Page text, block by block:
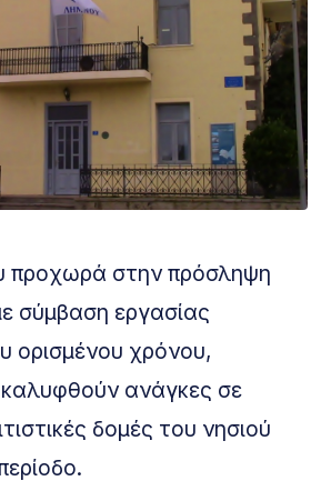
προχωρά στην πρόσληψη
σύμβαση εργασίας
ορισμένου χρόνου,
καλυφθούν ανάγκες σε
δομές του νησιού